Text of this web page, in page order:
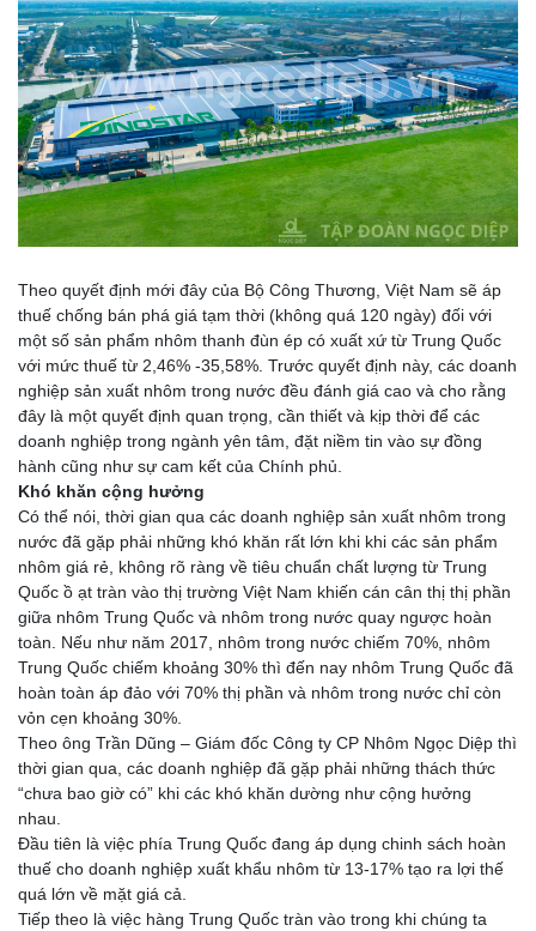
Theo quyết định mới đây của Bộ Công Thương, Việt Nam sẽ áp
thuế chống bán phá giá tạm thời (không quá 120 ngày) đối với
một số sản phẩm nhôm thanh đùn ép có xuất xứ từ Trung Quốc
với mức thuế từ 2,46% -35,58%. Trước quyết định này, các doanh
nghiệp sản xuất nhôm trong nước đều đánh giá cao và cho rằng
đây là một quyết định quan trọng, cần thiết và kịp thời để các
doanh nghiệp trong ngành yên tâm, đặt niềm tin vào sự đồng
hành cũng như sự cam kết của Chính phủ.
Khó khăn cộng hưởng
Có thể nói, thời gian qua các doanh nghiệp sản xuất nhôm trong
nước đã gặp phải những khó khăn rất lớn khi khi các sản phẩm
nhôm giá rẻ, không rõ ràng về tiêu chuẩn chất lượng từ Trung
Quốc ồ ạt tràn vào thị trường Việt Nam khiến cán cân thị thị phần
giữa nhôm Trung Quốc và nhôm trong nước quay ngược hoàn
toàn. Nếu như năm 2017, nhôm trong nước chiếm 70%, nhôm
Trung Quốc chiếm khoảng 30% thì đến nay nhôm Trung Quốc đã
hoàn toàn áp đảo với 70% thị phần và nhôm trong nước chỉ còn
vỏn cẹn khoảng 30%.
Theo ông Trần Dũng – Giám đốc Công ty CP Nhôm Ngọc Diệp thì
thời gian qua, các doanh nghiệp đã gặp phải những thách thức
“chưa bao giờ có” khi các khó khăn dường như cộng hưởng
nhau.
Đầu tiên là việc phía Trung Quốc đang áp dụng chinh sách hoàn
thuế cho doanh nghiệp xuất khẩu nhôm từ 13-17% tạo ra lợi thế
quá lớn về mặt giá cả.
Tiếp theo là việc hàng Trung Quốc tràn vào trong khi chúng ta